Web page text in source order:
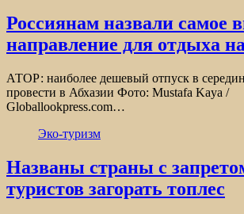
Россиянам назвали самое
направление для отдыха
АТОР: наиболее дешевый отпуск в
провести в Абхазии Фото: Mustafa Kaya /
Globallookpress.com…
Эко-туризм
Названы страны с
туристов загорать топлес